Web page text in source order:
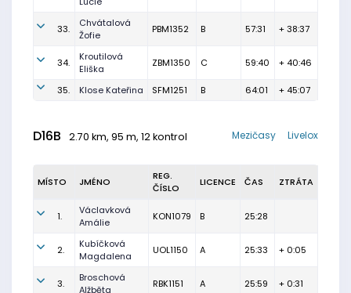
33.
Chvátalová
Žofie
PBM1352 B 57:31 + 38:37
34.
Kroutilová
Eliška
ZBM1350 C 59:40 + 40:46
35. Klose Kateřina SFM1251 B 64:01 + 45:07
D16B 2.70 km, 95 m, 12 kontrol Livelox
Mezičasy
MÍSTO JMÉNO
REG.
ČÍSLO
LICENCE ČAS ZTRÁTA
1.
Václavková
Amálie
KON1079 B 25:28
2.
Kubíčková
Magdalena
UOL1150 A 25:33 + 0:05
3.
Broschová
Alžběta
RBK1151 A 25:59 + 0:31